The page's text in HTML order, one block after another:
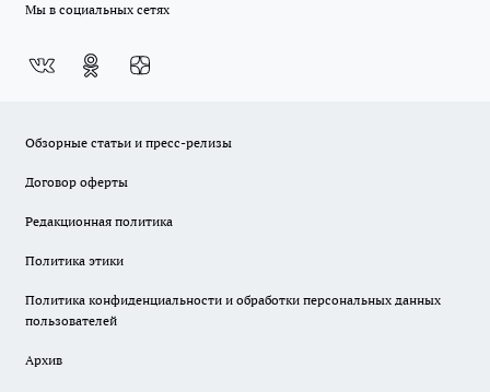
Мы в социальных сетях
Обзорные статьи и пресс-релизы
Договор оферты
Редакционная политика
Политика этики
Политика конфиденциальности и обработки персональных данных
пользователей
Архив